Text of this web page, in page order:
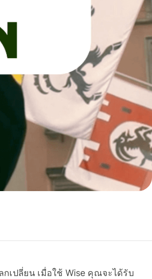
เปลี่ยน เมื่อใช้ Wise คุณจะได้รับ